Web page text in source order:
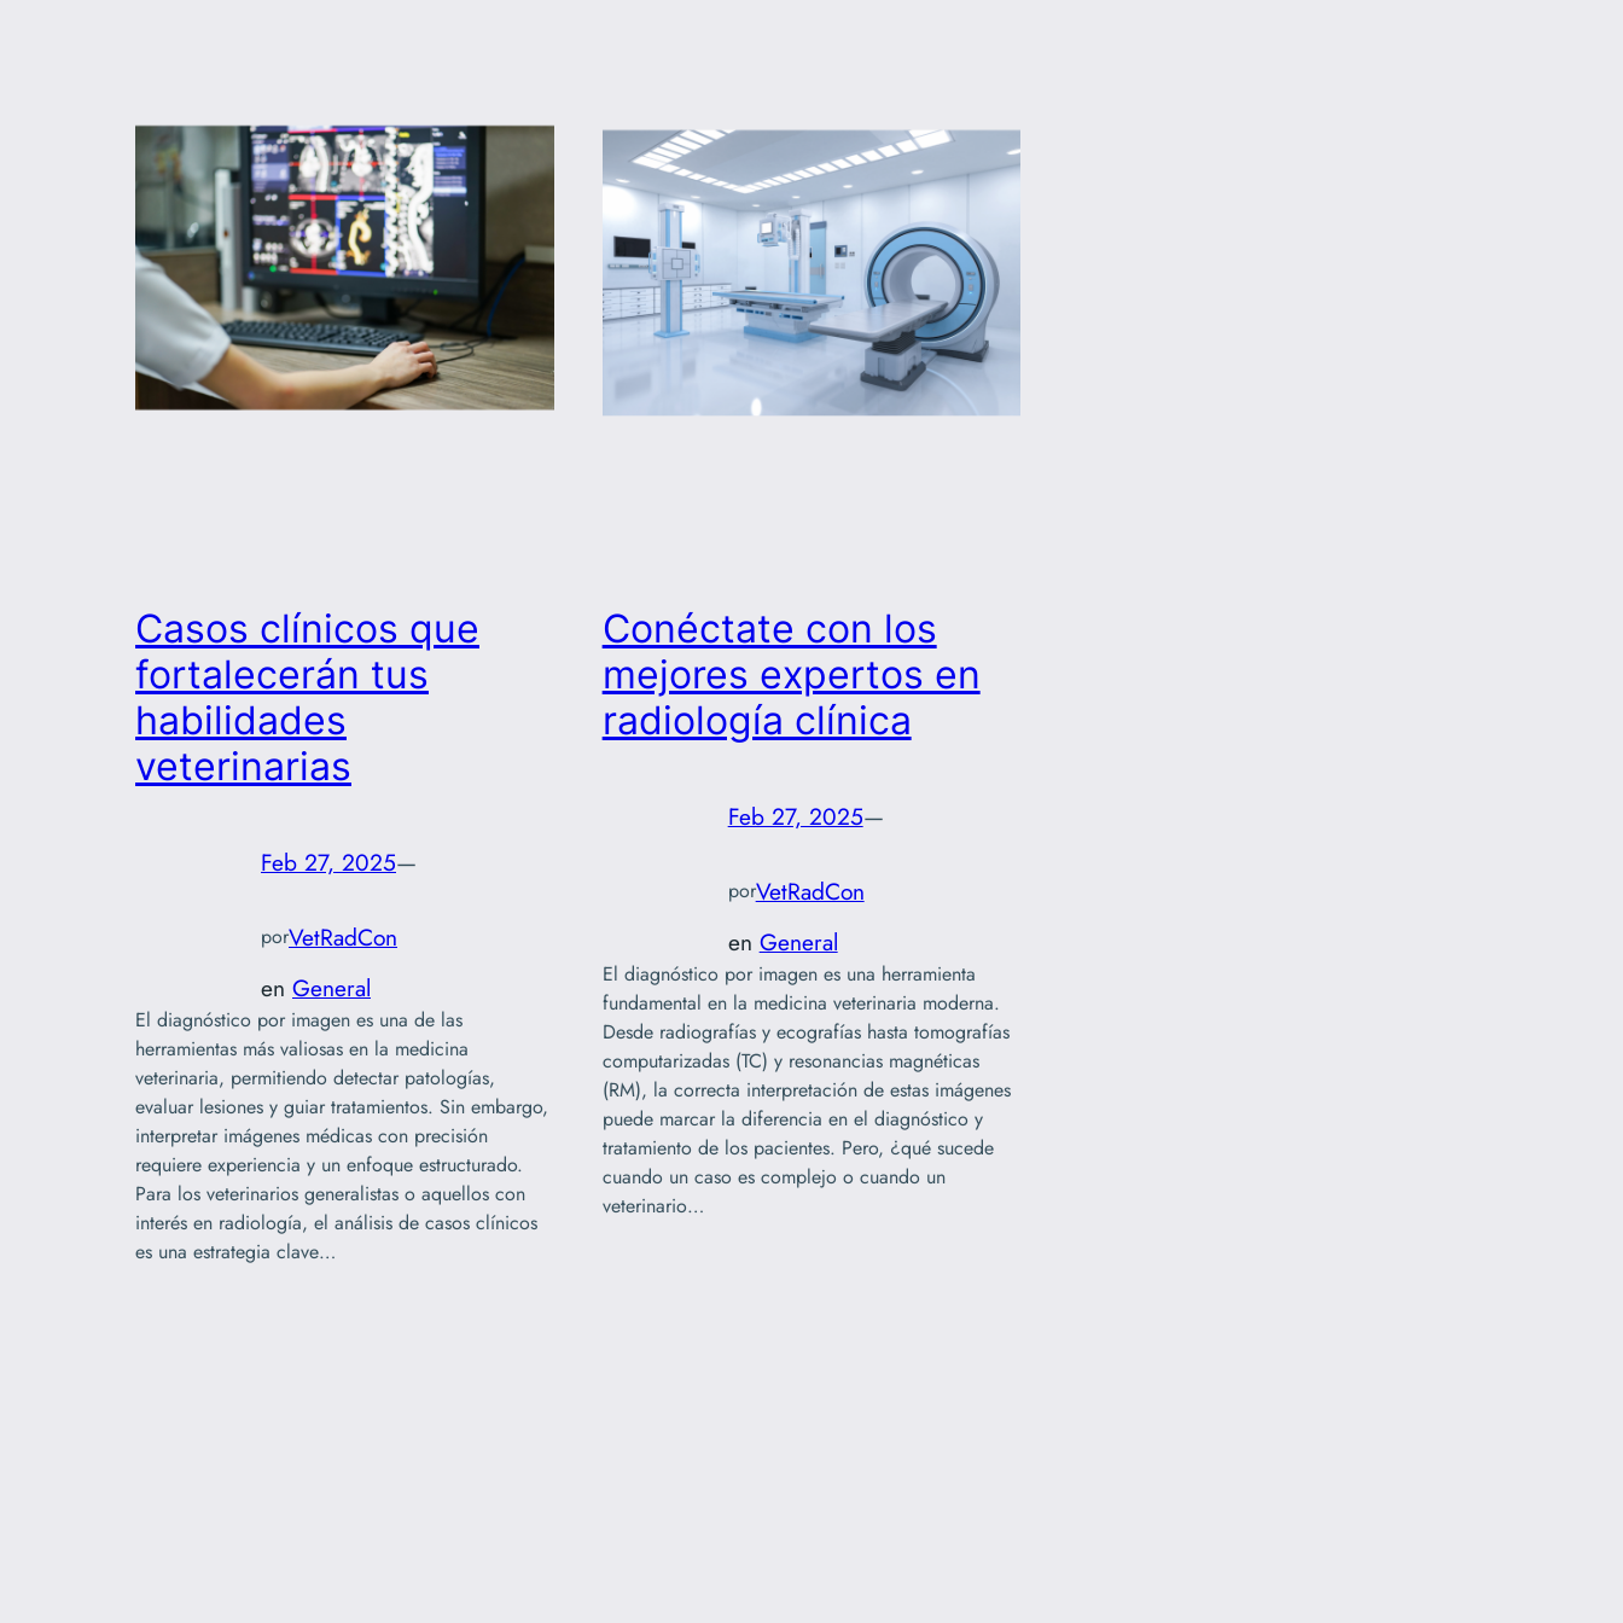
Casos clínicos que
fortalecerán tus
habilidades
veterinarias
Feb 27, 2025—
porVetRadCon
en General
El diagnóstico por imagen es una de las
herramientas más valiosas en la medicina
veterinaria, permitiendo detectar patologías,
evaluar lesiones y guiar tratamientos. Sin embargo,
interpretar imágenes médicas con precisión
requiere experiencia y un enfoque estructurado.
Para los veterinarios generalistas o aquellos con
interés en radiología, el análisis de casos clínicos
es una estrategia clave…
Conéctate con los
mejores expertos en
radiología clínica
Feb 27, 2025—
porVetRadCon
en General
El diagnóstico por imagen es una herramienta
fundamental en la medicina veterinaria moderna.
Desde radiografías y ecografías hasta tomografías
computarizadas (TC) y resonancias magnéticas
(RM), la correcta interpretación de estas imágenes
puede marcar la diferencia en el diagnóstico y
tratamiento de los pacientes. Pero, ¿qué sucede
cuando un caso es complejo o cuando un
veterinario…